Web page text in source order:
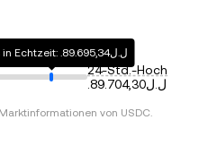
Preis in Echtzeit: .ل.ل89.695,34
24-Std.-Hoch
.ل.ل89.704,30
von USDC.